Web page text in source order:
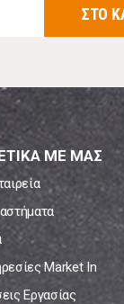
ΣΤΟ
ΜΕ ΜΑΣ
Market In
Εργασίας